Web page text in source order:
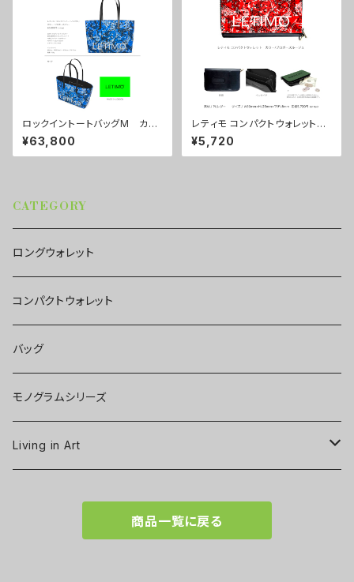
ロックイントートバッグM カラ
ー/プロポーズブルー ■配送
まで約１か月
¥63,800
レティモ コンパクトウォレット
カラー/プロポーズルージュ ■
配送まで3週間
¥5,720
CATEGORY
ロングウォレット
コンパクトウォレット
バッグ
モノグラムシリーズ
Living in Art
商品一覧に戻る